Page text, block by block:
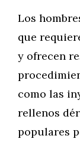
Los
que
y ofrecen
como las
rellenos
populares